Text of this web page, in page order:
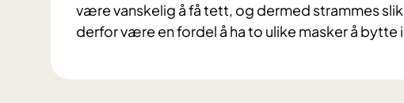
være vanskelig å få tett, og dermed strammes
derfor være en fordel å ha to ulike masker å bytte